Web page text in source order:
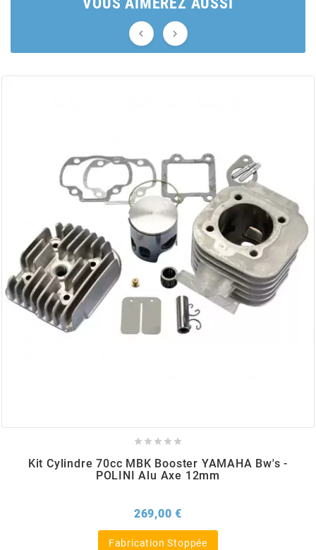
BANDO
BARIKIT
BCD
BELGOM
BETA RACING
BIDALOT
 
    
Kit Cylindre 70cc MBK Booster YAMAHA Bw's -
POLINI Alu Axe 12mm
269,00 €
Fabrication Stoppée